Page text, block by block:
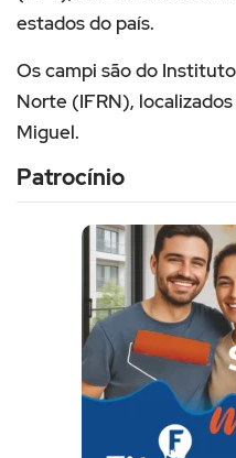
estados do país.
Os campi são do
Norte (IFRN),
Miguel.
Patrocínio